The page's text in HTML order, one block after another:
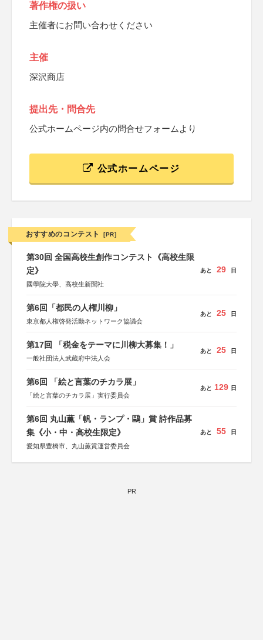
著作権の扱い
主催者にお問い合わせください
主催
深沢商店
提出先・問合先
公式ホームページ内の問合せフォームより
公式ホームページ
おすすめのコンテスト [PR]
第30回 全国高校生創作コンテスト《高校生限
定》
國學院大學、高校生新聞社
あと 29 日
第6回「都民の人権川柳」
東京都人権啓発活動ネットワーク協議会
あと 25 日
第17回 「税金をテーマに川柳大募集！」
一般社団法人武蔵府中法人会
あと 25 日
第6回 「絵と言葉のチカラ展」
「絵と言葉のチカラ展」実行委員会
あと 129 日
第6回 丸山薫「帆・ランプ・鷗」賞 詩作品募
集《小・中・高校生限定》
愛知県豊橋市、丸山薫賞運営委員会
あと 55 日
PR